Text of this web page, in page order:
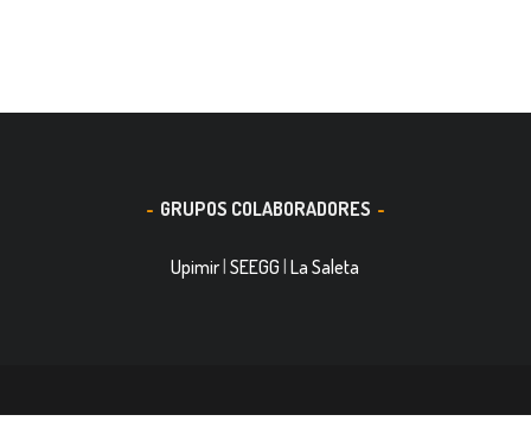
GRUPOS COLABORADORES
Upimir|SEEGG |La Saleta